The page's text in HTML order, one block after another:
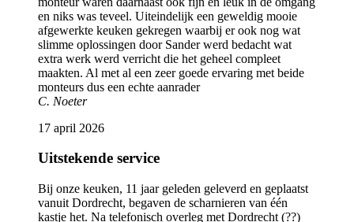
en niks was teveel. Uiteindelijk een geweldig mooie
afgewerkte keuken gekregen waarbij er ook nog wat
slimme oplossingen door Sander werd bedacht wat
extra werk werd verricht die het geheel compleet
maakten. Al met al een zeer goede ervaring met beide
monteurs dus een echte aanrader
C. Noeter
17 april 2026
Uitstekende service
Bij onze keuken, 11 jaar geleden geleverd en geplaatst
vanuit Dordrecht, begaven de scharnieren van één
kastje het. Na telefonisch overleg met Dordrecht (??)